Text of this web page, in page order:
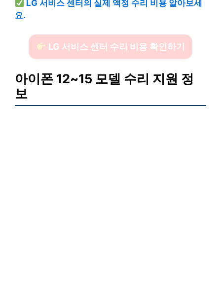
LG 서비스 센터의 실제 액정 수리 비용 알아보세
요.
LG 서비스 센터 수리 비용 확인하기
아이폰 12~15 모델 수리 지원 정
보